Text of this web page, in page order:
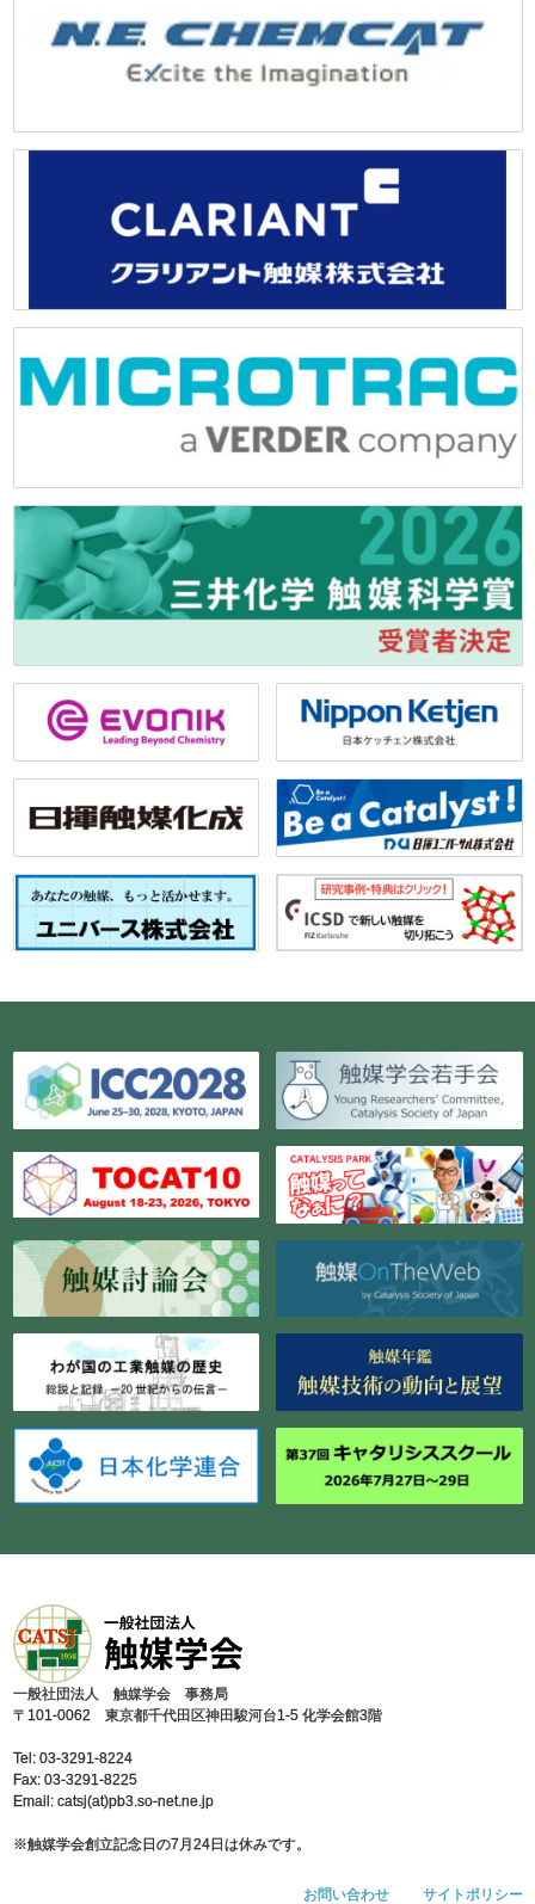
⼀般社団法⼈ 触媒学会 事務局
〒101-0062 東京都千代⽥区神⽥駿河台1-5 化学会館3階
Tel: 03-3291-8224
Fax: 03-3291-8225
Email: catsj(at)pb3.so-net.ne.jp
※触媒学会創⽴記念⽇の7⽉24⽇は休みです。
お問い合わせ サイトポリシー